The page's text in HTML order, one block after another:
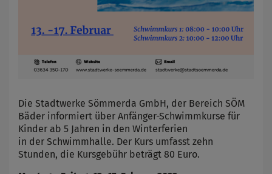
Die Stadtwerke Sömmerda GmbH, der Bereich SÖM
Bäder informiert über Anfänger-Schwimmkurse für
Kinder ab 5 Jahren in den Winterferien
in der Schwimmhalle. Der Kurs umfasst zehn
Stunden, die Kursgebühr beträgt 80 Euro.